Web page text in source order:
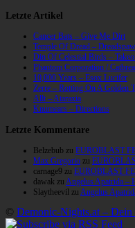
Letzte Artikel
Cancer Bats – Give Me Dirt
Temple Of Dread –
Din Of Celestial Birds –
Phantom Corporation /
10,000 Years – Esox Lucifer
Zerre – Rotting On A Golden
Allt – Ataraxia
Knumears – Directions
Letzte Kommentare
Belzebub zu EUROBLAST
Max Gregorio zu
carnage9 zu EUROBLAST
dawak zu Angelus Apatrida –
Slaytheevil zu Angelus
© Demonic-Nights.at –